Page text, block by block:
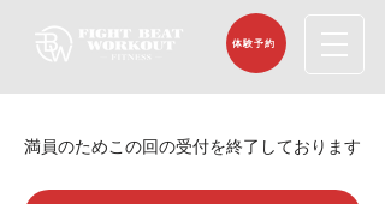
体験予約
満員のためこの回の受付を終了しております